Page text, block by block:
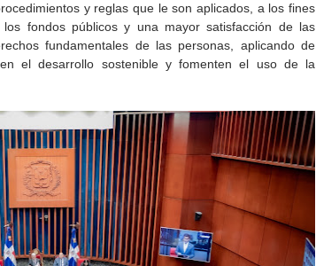
y reglas que le son aplicados, a los fines
fondos públicos y una mayor satisfacción de las
fundamentales de las personas, aplicando de
el desarrollo sostenible y fomenten el uso de la